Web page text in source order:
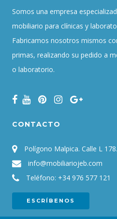
Somos una empresa
mobiliario para clínicas y
Fabricamos nosotros mismos
primas, realizando su pedido a
o laboratorio.
CONTACTO
Polígono Malpica. Calle L
info@mobiliariojeb.com
Teléfono: +34 976 577 121
ESCRÍBENOS